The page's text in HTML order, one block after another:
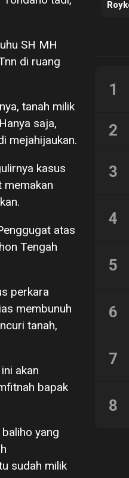
SH MH
di ruang
tanah milik
saja,
mejahijaukan.
kasus
atas
Tengah
perkara
membunuh
tanah,
akan
bapak
yang
sudah milik
1
2
3
4
5
6
7
8